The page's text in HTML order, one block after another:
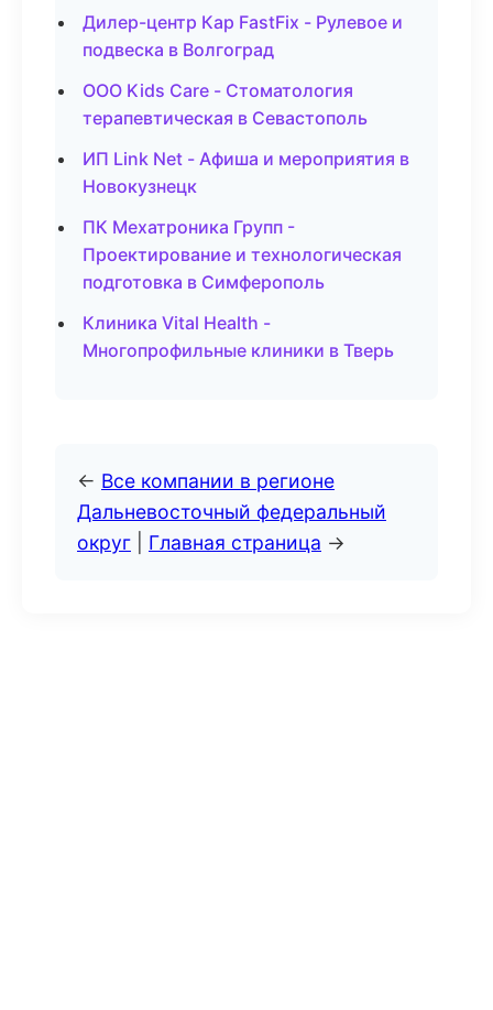
Дилер-центр Кар FastFix - Рулевое и
подвеска в Волгоград
ООО Kids Care - Стоматология
терапевтическая в Севастополь
ИП Link Net - Афиша и мероприятия в
Новокузнецк
ПК Мехатроника Групп -
Проектирование и технологическая
подготовка в Симферополь
Клиника Vital Health -
Многопрофильные клиники в Тверь
← Все компании в регионе
Дальневосточный федеральный
округ
Главная страница →